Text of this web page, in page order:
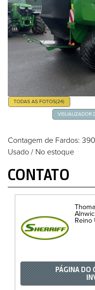
TODAS AS FOTOS(24)
VISUALIZADOR
Contagem de Fardos:
Usado / No estoque
CONTATO
Reino
PÁGINA DO